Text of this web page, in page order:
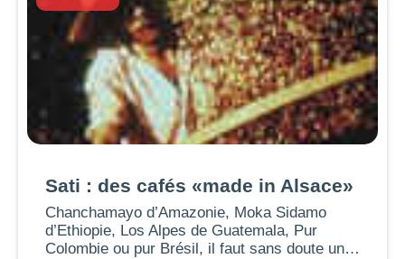
Sati : des cafés «made in Alsace»
Chanchamayo d’Amazonie, Moka Sidamo
d’Ethiopie, Los Alpes de Guatemala, Pur
Colombie ou pur Brésil, il faut sans doute un…